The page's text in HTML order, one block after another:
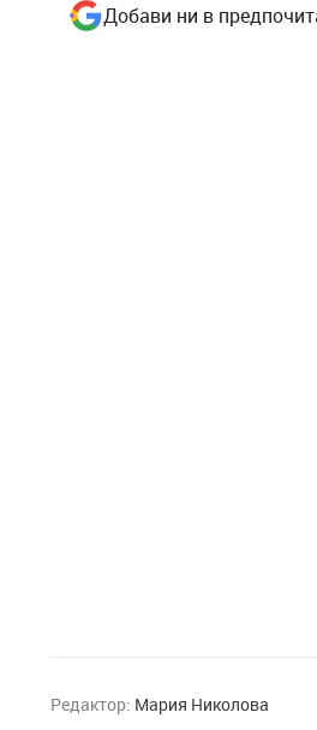
Добави ни в
Редактор: Мария Николова